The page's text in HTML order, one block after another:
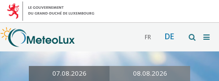
FR DE
07.08.2026 08.08.2026